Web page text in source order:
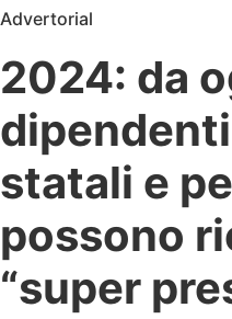
Advertorial
2024: da
statali e
possono
“super